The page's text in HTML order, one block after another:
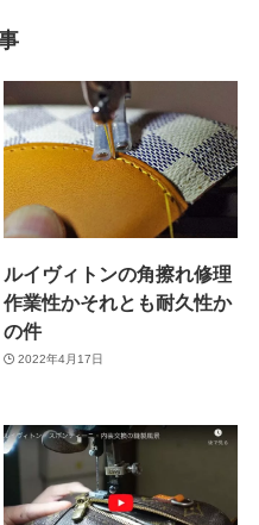
ルイヴィトンの角擦れ修理
作業性かそれとも耐久性か
の件
2022年4月17日